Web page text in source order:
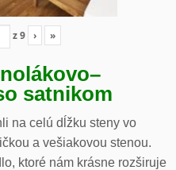
z9 › »
–
satnikom
na celú dĺžku steny vo
a vešiakovou stenou.
ktoré nám krásne rozširuje